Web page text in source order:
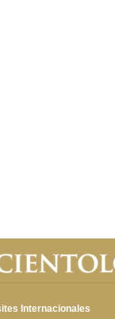
Internacionales